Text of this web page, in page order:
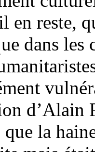
en reste,
dans les
la